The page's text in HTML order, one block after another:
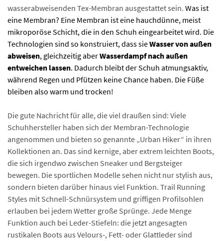
wasserabweisenden Tex-Membran ausgestattet sein. Was ist
eine Membran? Eine Membran ist eine hauchdünne, meist
mikroporöse Schicht, die in den Schuh eingearbeitet wird. Die
Technologien sind so konstruiert, dass sieWasser von außen
abweisen, gleichzeitig aberWasserdampf nach außen
entweichen lassen. Dadurch bleibt der Schuh atmungsaktiv,
während Regen und Pfützen keine Chance haben. Die Füße
bleiben also warm und trocken!
Die gute Nachricht für alle, die viel draußen sind: Viele
Schuhhersteller haben sich der Membran-Technologie
angenommen und bieten so genannte „Urban Hiker“ in ihren
Kollektionen an. Das sind kernige, aber extrem leichten Boots,
die sich irgendwo zwischen Sneaker und Bergsteiger
bewegen. Die sportlichen Modelle sehen nicht nur stylish aus,
sondern bieten darüber hinaus viel Funktion. Trail Running
Styles mit Schnell-Schnürsystem und griffigen Profilsohlen
erlauben bei jedem Wetter große Sprünge. Jede Menge
Funktion auch bei Leder-Stiefeln: die jetzt angesagten
rustikalen Boots aus Velours-, Fett- oder Glattleder sind